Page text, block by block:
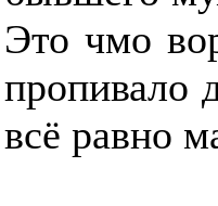
Это чмо
пропивало
всё равно